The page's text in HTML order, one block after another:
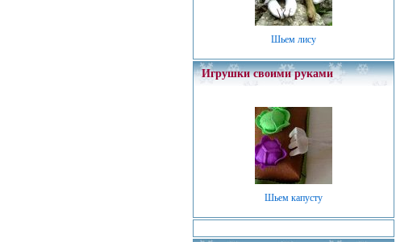
Шьем лису
Игрушки своими руками
Шьем капусту